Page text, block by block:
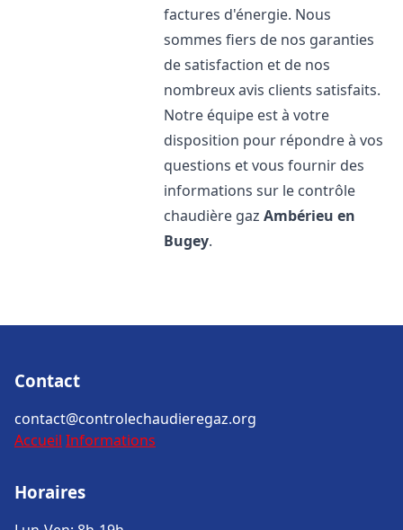
factures d'énergie. Nous
sommes fiers de nos garanties
de satisfaction et de nos
nombreux avis clients satisfaits.
Notre équipe est à votre
disposition pour répondre à vos
questions et vous fournir des
informations sur le contrôle
chaudière gazAmbérieu en
Bugey.
Contact
contact@controlechaudieregaz.org
Accueil Informations
Horaires